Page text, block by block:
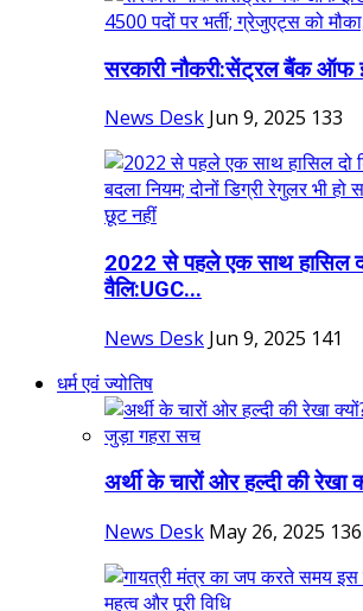
सरकारी नौकरी:सेंट्रल बैंक ऑफ
News Desk Jun 9, 2025 133
2022 से पहले एक साथ हासिल दो
वैलि:UGC...
News Desk Jun 9, 2025 141
धर्म एवं ज्योतिष
अर्थी के चारों ओर हल्दी की रेखा
News Desk May 26, 2025 136